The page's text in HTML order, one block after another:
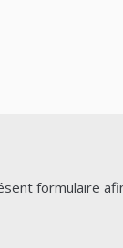
formulaire